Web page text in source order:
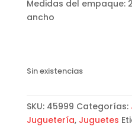
Medidas del empaque:
ancho
Sin existencias
SKU: 45999 Categorías:
Juguetería, Juguetes